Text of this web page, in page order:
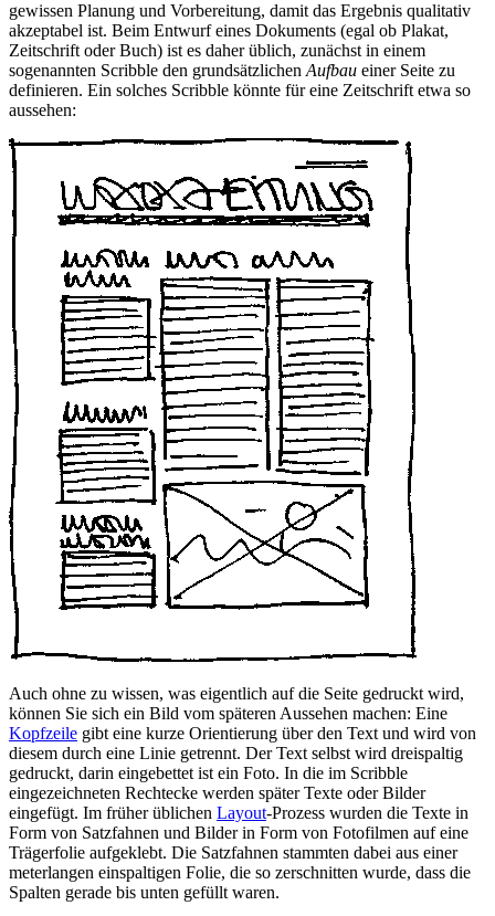
gewissen Planung und Vorbereitung, damit das Ergebnis qualitativ
akzeptabel ist. Beim Entwurf eines Dokuments (egal ob Plakat,
Zeitschrift oder Buch) ist es daher üblich, zunächst in einem
sogenannten Scribble den grundsätzlichenAufbau einer Seite zu
definieren. Ein solches Scribble könnte für eine Zeitschrift etwa so
aussehen:
Auch ohne zu wissen, was eigentlich auf die Seite gedruckt wird,
können Sie sich ein Bild vom späteren Aussehen machen: Eine
Kopfzeile gibt eine kurze Orientierung über den Text und wird von
diesem durch eine Linie getrennt. Der Text selbst wird dreispaltig
gedruckt, darin eingebettet ist ein Foto. In die im Scribble
eingezeichneten Rechtecke werden später Texte oder Bilder
eingefügt. Im früher üblichen Layout-Prozess wurden die Texte in
Form von Satzfahnen und Bilder in Form von Fotofilmen auf eine
Trägerfolie aufgeklebt. Die Satzfahnen stammten dabei aus einer
meterlangen einspaltigen Folie, die so zerschnitten wurde, dass die
Spalten gerade bis unten gefüllt waren.